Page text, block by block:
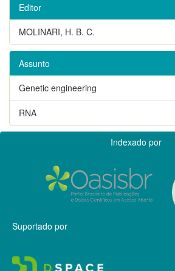
Editor
MOLINARI, H. B. C.
Assunto
Genetic engineering
RNA
Indexado por
Suportado por